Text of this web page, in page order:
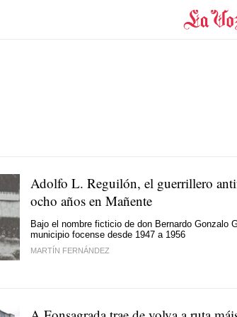
Adolfo L. Reguilón, el guerrillero
ocho años en Mañente
Bajo el nombre ficticio de don Bernardo Gonzalo
municipio focense desde 1947 a 1956
MARTÍN FERNÁNDEZ